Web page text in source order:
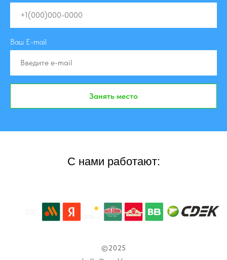
Ваш E-mail
Занять место
С нами работают:
©2025